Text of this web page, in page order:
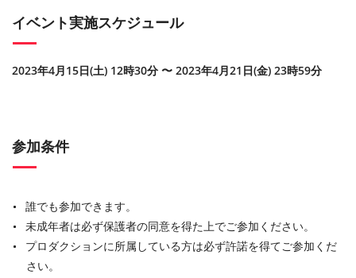
イベント実施スケジュール
2023年4月15日(土) 12時30分 〜 2023年4月21日(金) 23時59分
参加条件
誰でも参加できます。
未成年者は必ず保護者の同意を得た上でご参加ください。
プロダクションに所属している方は必ず許諾を得てご参加くだ
さい。